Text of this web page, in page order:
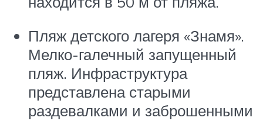
Пляж детского лагеря «Знамя».
Мелко-галечный запущенный
пляж. Инфраструктура
представлена старыми
раздевалками и заброшенными